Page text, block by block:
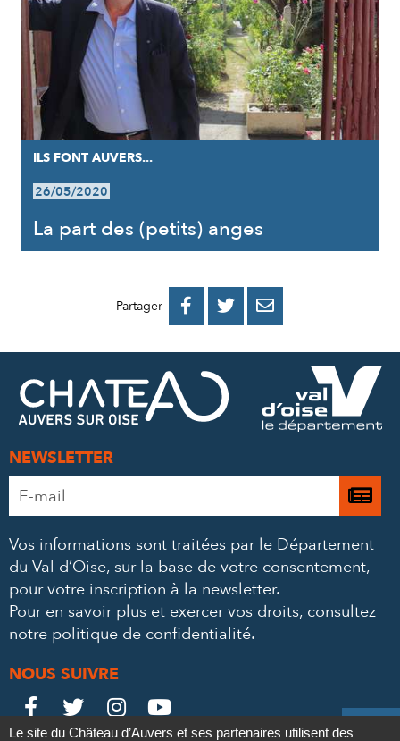
ILS FONT AUVERS...
26/05/2020
La part des (petits) anges
Partager 
PARTAGER
FACEBOOK
PARTAGER
PARTAGER
MAIL
NEWSLETTER
Adresse
e-
*
Je
à
Vos informations sont traitées par le Département
du Val d’Oise, sur la base de votre consentement,
pour votre inscription à la newsletter.
Pour en savoir plus et exercer vos droits, consultez
notre politique de confidentialité.
NOUS SUIVRE
Le

Le

Le

Le

Le site du Château d’Auvers et ses partenaires utilisent des